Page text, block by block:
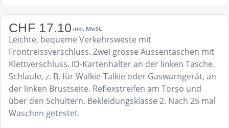
CHF17.10 inkl. MwSt.
Leichte, bequeme Verkehrsweste mit
Frontreissverschluss. Zwei grosse Aussentaschen mit
Klettverschluss. ID-Kartenhalter an der linken Tasche.
Schlaufe, z. B. für Walkie-Talkie oder Gaswarngerät, an
der linken Brustseite. Reflexstreifen am Torso und
über den Schultern. Bekleidungsklasse 2. Nach 25 mal
Waschen getestet.